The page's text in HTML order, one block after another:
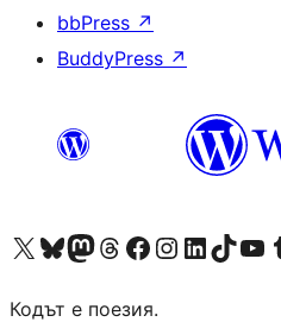
bbPress ↗
BuddyPress ↗
Visit our X (formerly Twitter) account
Visit our Bluesky account
Visit our Mastodon account
Visit our Threads account
Посетете нашата страница във Facebook
Посетете нашия профил в
Посетете нашия профил в
Visit our TikTok
Visit our
Кодът е поезия.